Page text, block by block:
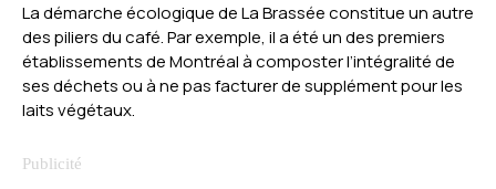
La démarche écologique de La Brassée constitue un autre
des piliers du café. Par exemple, il a été un des premiers
établissements de Montréal à composter l’intégralité de
ses déchets ou à ne pas facturer de supplément pour les
laits végétaux.